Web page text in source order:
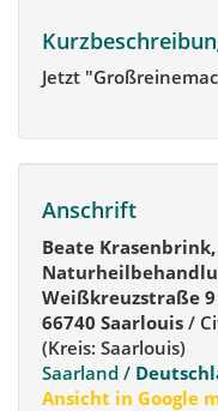
Jetzt
Anschrift
Beate
Weißkreuzstraße 9
66740 Saarlouis /
(Kreis: Saarlouis)
Saarland /
Ansicht in Google